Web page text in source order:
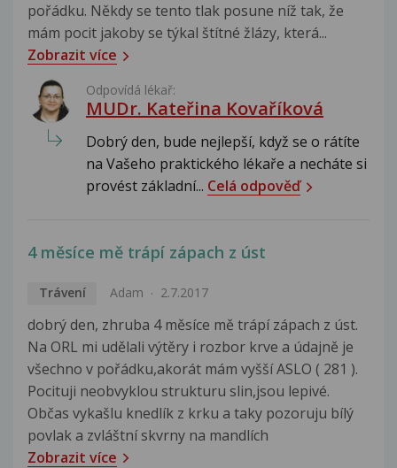
pořádku. Někdy se tento tlak posune níž tak, že
mám pocit jakoby se týkal štítné žlázy, která...
Zobrazit více
Odpovídá lékař:
MUDr. Kateřina Kovaříková
Dobrý den, bude nejlepší, když se o rátíte
na Vašeho praktického lékaře a necháte si
provést základní... Celá odpověď
4 měsíce mě trápí zápach z úst
Trávení Adam 2.7.2017
dobrý den, zhruba 4 měsíce mě trápí zápach z úst.
Na ORL mi udělali výtěry i rozbor krve a údajně je
všechno v pořádku,akorát mám vyšší ASLO ( 281 ).
Pocituji neobvyklou strukturu slin,jsou lepivé.
Občas vykašlu knedlík z krku a taky pozoruju bílý
povlak a zvláštní skvrny na mandlích
Zobrazit více